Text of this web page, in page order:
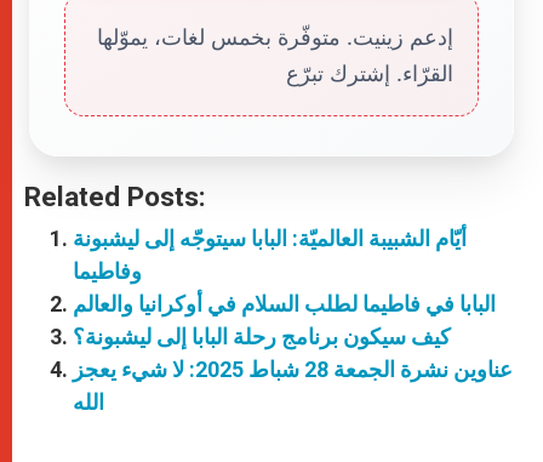
إدعم زينيت. متوفّرة بخمس لغات، يموّلها
القرّاء. إشترك تبرّع
Related Posts:
أيّام الشبيبة العالميّة: البابا سيتوجّه إلى ليشبونة
وفاطيما
البابا في فاطيما لطلب السلام في أوكرانيا والعالم
كيف سيكون برنامج رحلة البابا إلى ليشبونة؟
عناوين نشرة الجمعة 28 شباط 2025: لا شيء يعجز
الله